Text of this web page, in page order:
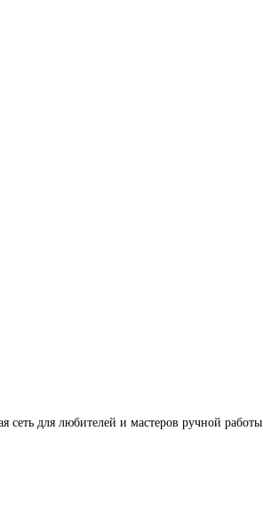
сеть для любителей и мастеров ручной работы